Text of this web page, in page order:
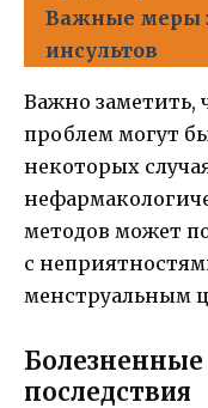
Важные меры
инсультов
Важно заметить,
проблем могут
некоторых
методов может
с
менструальным
последствия